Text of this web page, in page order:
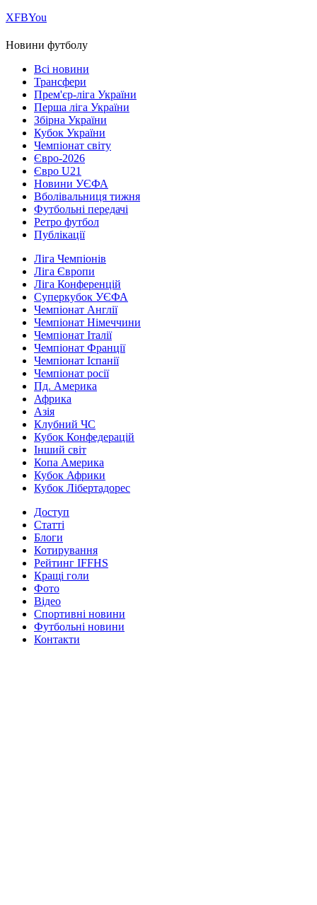
ХFBYou
Новини футболу
Всі новини
Трансфери
Прем'єр-ліга України
Перша ліга України
Збірна України
Кубок України
Чемпіонат світу
Євро-2026
Євро U21
Новини УЄФА
Вболівальниця тижня
Футбольні передачі
Ретро футбол
Публікації
Ліга Чемпіонів
Ліга Європи
Ліга Конференцій
Суперкубок УЄФА
Чемпіонат Англії
Чемпіонат Німеччини
Чемпіонат Італії
Чемпіонат Франції
Чемпіонат Іспанії
Чемпіонат росії
Пд. Америка
Африка
Азія
Клубний ЧС
Кубок Конфедерацій
Інший світ
Копа Америка
Кубок Африки
Кубок Лібертадорес
Доступ
Статті
Блоги
Котирування
Рейтинг IFFHS
Кращі голи
Фото
Відео
Спортивні новини
Футбольні новини
Контакти